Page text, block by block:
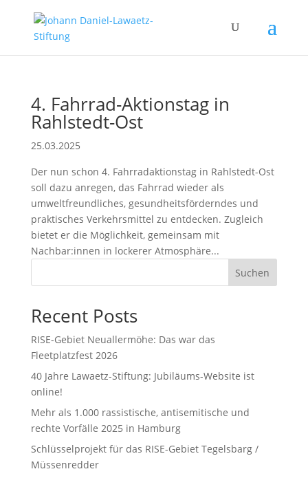
4. Fahrrad-Aktionstag in
Rahlstedt-Ost
25.03.2025
Der nun schon 4. Fahrradaktionstag in Rahlstedt-Ost
soll dazu anregen, das Fahrrad wieder als
umweltfreundliches, gesundheitsförderndes und
praktisches Verkehrsmittel zu entdecken. Zugleich
bietet er die Möglichkeit, gemeinsam mit
Nachbar:innen in lockerer Atmosphäre...
Suchen
Recent Posts
RISE-Gebiet Neuallermöhe: Das war das
Fleetplatzfest 2026
40 Jahre Lawaetz-Stiftung: Jubiläums-Website ist
online!
Mehr als 1.000 rassistische, antisemitische und
rechte Vorfälle 2025 in Hamburg
Schlüsselprojekt für das RISE-Gebiet Tegelsbarg /
Müssenredder